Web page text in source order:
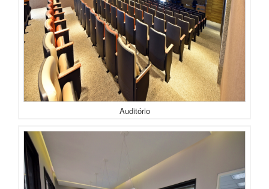
Auditório